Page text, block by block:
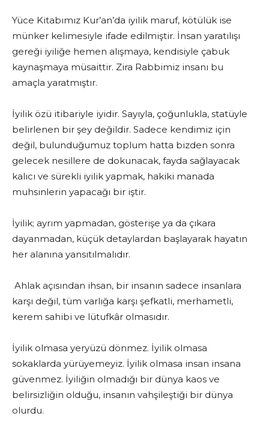
Yüce Kitabımız Kur’an’da iyilik maruf, kötülük ise
münker kelimesiyle ifade edilmiştir. İnsan yaratılışı
gereği iyiliğe hemen alışmaya, kendisiyle çabuk
kaynaşmaya müsaittir. Zira Rabbimiz insanı bu
amaçla yaratmıştır.
İyilik özü itibariyle iyidir. Sayıyla, çoğunlukla, statüyle
belirlenen bir şey değildir. Sadece kendimiz için
değil, bulunduğumuz toplum hatta bizden sonra
gelecek nesillere de dokunacak, fayda sağlayacak
kalıcı ve sürekli iyilik yapmak, hakiki manada
muhsinlerin yapacağı bir iştir.
İyilik; ayrım yapmadan, gösterişe ya da çıkara
dayanmadan, küçük detaylardan başlayarak hayatın
her alanına yansıtılmalıdır.
Ahlak açısından ihsan, bir insanın sadece insanlara
karşı değil, tüm varlığa karşı şefkatli, merhametli,
kerem sahibi ve lütufkâr olmasıdır.
İyilik olmasa yeryüzü dönmez. İyilik olmasa
sokaklarda yürüyemeyiz. İyilik olmasa insan insana
güvenmez. İyiliğin olmadığı bir dünya kaos ve
belirsizliğin olduğu, insanın vahşileştiği bir dünya
olurdu.